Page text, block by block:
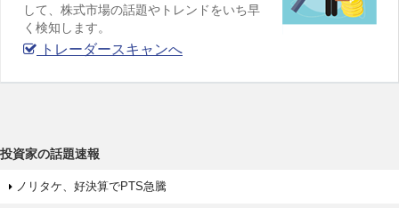
して、株式市場の話題やトレンドをいち早
く検知します。
トレーダースキャンへ
投資家の話題速報
ノリタケ、好決算でPTS急騰